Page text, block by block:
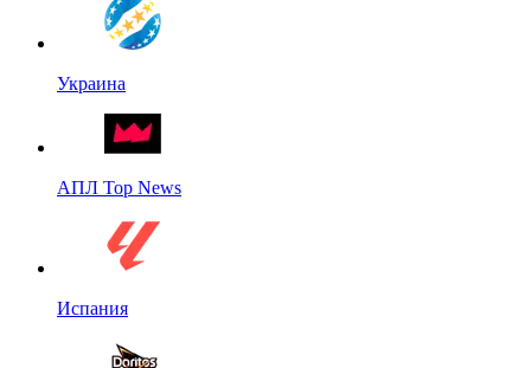
Украина
АПЛ Top News
Испания